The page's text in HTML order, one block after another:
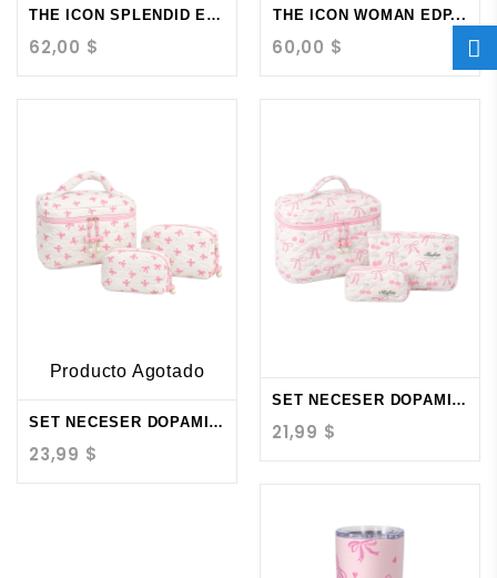
THE ICON SPLENDID EDP...
62,00 $
THE ICON WOMAN EDP...
60,00 $
Producto Agotado
SET NECESER DOPAMINA 3PCS
23,99 $
SET NECESER DOPAMINA...
21,99 $